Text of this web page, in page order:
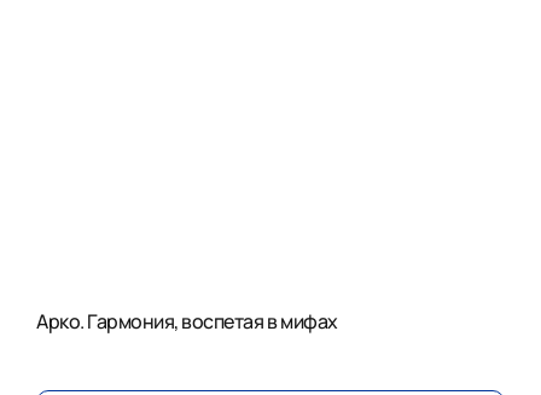
Арко. Гармония, воспетая в мифах